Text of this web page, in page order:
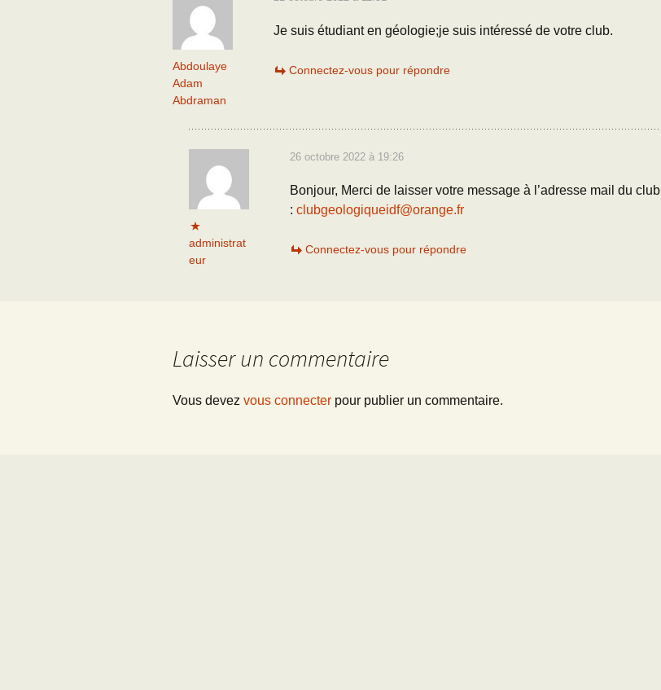
Abdoulaye
Adam
Abdraman
Je suis étudiant en géologie;je suis intéressé de votre club.
Connectez-vous pour répondre
administrat
eur
26 octobre 2022 à 19:26
Bonjour, Merci de laisser votre message à l’adresse mail du club
: clubgeologiqueidf@orange.fr
Connectez-vous pour répondre
Laisser un commentaire
Vous devez vous connecter pour publier un commentaire.